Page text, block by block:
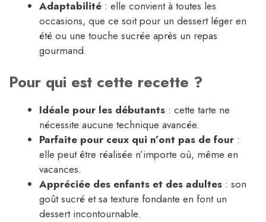
Adaptabilité : elle convient à toutes les
occasions, que ce soit pour un dessert léger en
été ou une touche sucrée après un repas
gourmand.
Pour qui est cette recette ?
Idéale pour les débutants : cette tarte ne
nécessite aucune technique avancée.
Parfaite pour ceux qui n’ont pas de four :
elle peut être réalisée n’importe où, même en
vacances.
Appréciée des enfants et des adultes : son
goût sucré et sa texture fondante en font un
dessert incontournable.